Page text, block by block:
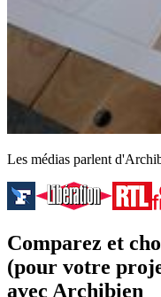
Les médias parlent
Comparez et
(pour votre
avec Archibien